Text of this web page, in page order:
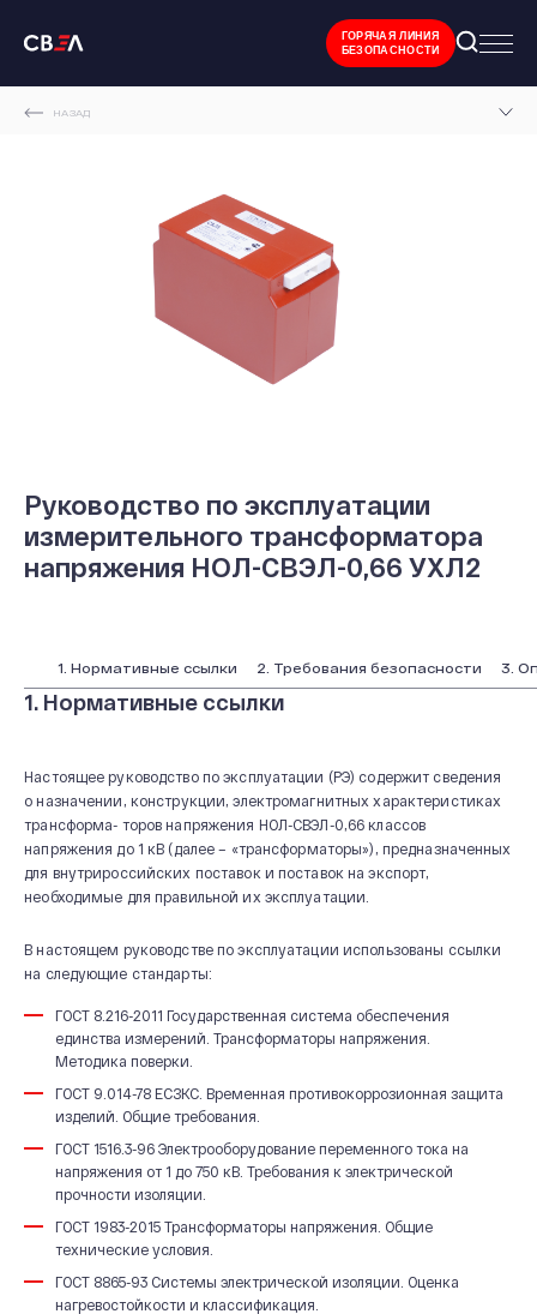
ГОРЯЧАЯ ЛИНИЯ
БЕЗОПАСНОСТИ
НАЗАД
ТЕХНИЧЕСКАЯ ДОКУМЕНТАЦИЯ
РУКОВОДСТВА ПО ЭКСПЛУАТАЦИИ ОБОРУДОВАНИЯ ГРУППЫ СВЭЛ
РУКОВОДСТВО ПО ЭКСПЛУАТАЦИИ ИЗМЕРИТЕЛЬНОГО ТРАНСФОРМАТОРА
Руководство по эксплуатации
измерительного трансформатора
напряжения НОЛ-СВЭЛ-0,66 УХЛ2
1. Нормативные ссылки 2. Требования безопасности 3.
1. Нормативные ссылки
Настоящее руководство по эксплуатации (РЭ) содержит сведения
о назначении, конструкции, электромагнитных характеристиках
трансформа- торов напряжения НОЛ-СВЭЛ-0,66 классов
напряжения до 1 кВ (далее – «трансформаторы»), предназначенных
для внутрироссийских поставок и поставок на экспорт,
необходимые для правильной их эксплуатации.
В настоящем руководстве по эксплуатации использованы ссылки
на следующие стандарты:
ГОСТ 8.216-2011 Государственная система обеспечения
единства измерений. Трансформаторы напряжения.
Методика поверки.
ГОСТ 9.014-78 ЕСЗКС. Временная противокоррозионная защита
изделий. Общие требования.
ГОСТ 1516.3-96 Электрооборудование переменного тока на
напряжения от 1 до 750 кВ. Требования к электрической
прочности изоляции.
ГОСТ 1983-2015 Трансформаторы напряжения. Общие
технические условия.
ГОСТ 8865-93 Системы электрической изоляции. Оценка
нагревостойкости и классификация.